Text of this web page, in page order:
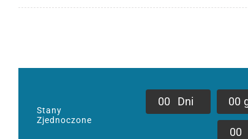
Stany
Zjednoczone
00 Dni 00
00